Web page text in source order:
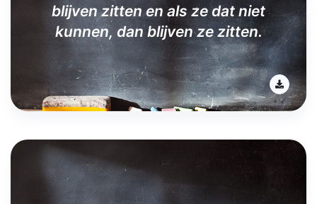
blijven zitten en als ze dat niet
kunnen, dan blijven ze zitten.